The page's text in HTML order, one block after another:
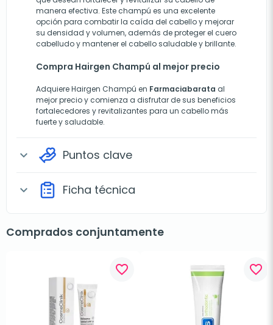
manera efectiva. Este champú es una excelente
opción para combatir la caída del cabello y mejorar
su densidad y volumen, además de proteger el cuero
cabelludo y mantener el cabello saludable y brillante.
Compra Hairgen Champú al mejor precio
Adquiere Hairgen Champú en Farmaciabarata al
mejor precio y comienza a disfrutar de sus beneficios
fortalecedores y revitalizantes para un cabello más
fuerte y saludable.
expand_more Puntos clave
expand_more Ficha técnica
Comprados conjuntamente
favorite_border favorite_border